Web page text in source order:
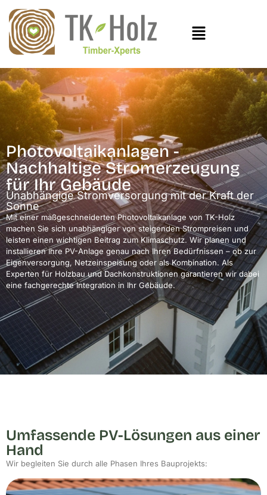
Photovoltaikanlagen -
Nachhaltige Stromerzeugung
für Ihr Gebäude
Unabhängige Stromversorgung mit der Kraft der
Sonne
Mit einer maßgeschneiderten Photovoltaikanlage von TK-Holz
machen Sie sich unabhängiger von steigenden Strompreisen und
leisten einen wichtigen Beitrag zum Klimaschutz. Wir planen und
installieren Ihre PV-Anlage genau nach Ihren Bedürfnissen – ob zur
Eigenversorgung, Netzeinspeisung oder als Kombination. Als
Experten für Holzbau und Dachkonstruktionen garantieren wir dabei
eine fachgerechte Integration in Ihr Gebäude.
Umfassende PV-Lösungen aus einer
Hand
Wir begleiten Sie durch alle Phasen Ihres Bauprojekts: